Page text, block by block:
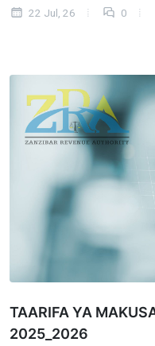
22 Jul, 26 0
TAARIFA YA
2025_2026